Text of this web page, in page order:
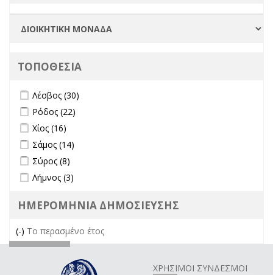
ΤΟΠΟΘΕΣΙΑ
Apply Λέσβος filter
Λέσβος (30)
Apply Ρόδος filter
Ρόδος (22)
Apply Χίος filter
Χίος (16)
Apply Σάμος filter
Σάμος (14)
Apply Σύρος filter
Σύρος (8)
Apply Λήμνος filter
Λήμνος (3)
ΗΜΕΡΟΜΗΝΙΑ ΔΗΜΟΣΙΕΥΣΗΣ
(-) Remove Το περασμένο έτος filter
Το περασμένο έτος
ΧΡΗΣΙΜΟΙ ΣΥΝΔΕΣΜΟΙ